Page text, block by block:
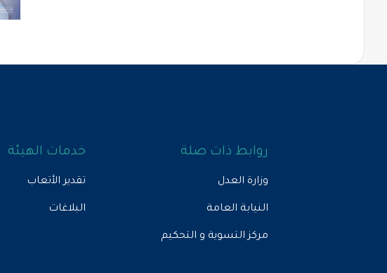
روابط ذات صلة
وزارة العدل
النيابة العامة
مركز التسوية و التحكيم
خدمات الهيئة
تقدير الأتعاب
البلاغات